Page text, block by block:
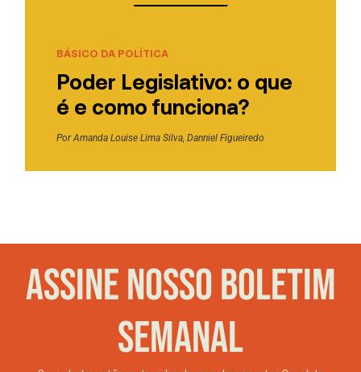
BÁSICO DA POLÍTICA
Poder Legislativo: o que
é e como funciona?
PorAmanda Louise Lima Silva, Danniel Figueiredo
ASSINE NOSSO BOLETIM
SEMANAL